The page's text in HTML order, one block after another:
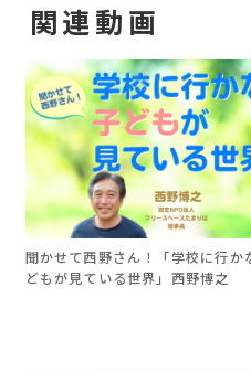
ができました。
「いつもリラックスし
ていないように見える
それは、自分のやりた
子どもの気持ち、周りの
自分の気持ちが分かって
相手も自分も我慢しない
とを叶える方法を学んだ
私自身がセッションを
療福祉、
界のリー
ト。9万人
研修導入
研工業、
通、旭化
関連動画
聞かせて西野さん！「学校に行か
どもが見ている世界」西野博之